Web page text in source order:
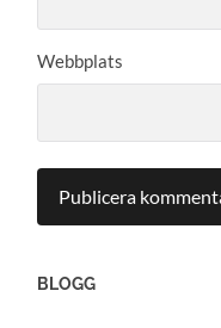
Webbplats
BLOGG